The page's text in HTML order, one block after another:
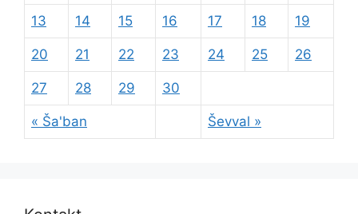
« Ša'ban Ševval »
13 14 15 16 17 18 19
20 21 22 23 24 25 26
27 28 29 30